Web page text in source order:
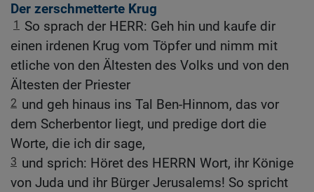
Der zerschmetterte Krug
1
So sprach der HERR: Geh hin und kaufe dir
einen irdenen Krug vom Töpfer und nimm mit
etliche von den Ältesten des Volks und von den
Ältesten der Priester
2 und geh hinaus ins Tal Ben-Hinnom, das vor
dem Scherbentor liegt, und predige dort die
Worte, die ich dir sage,
3 und sprich: Höret des HERRN Wort, ihr Könige
von Juda und ihr Bürger Jerusalems! So spricht